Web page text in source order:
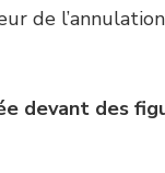
de
devant des